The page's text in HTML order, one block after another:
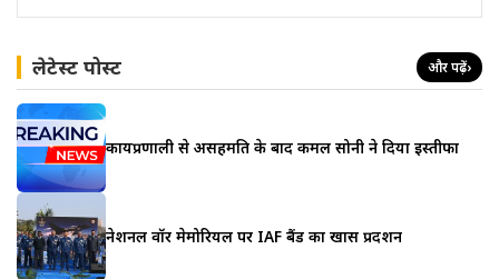
लेटेस्ट पोस्ट और पढ़ें›
कार्यप्रणाली से असहमति के बाद कमल सोनी ने दिया इस्तीफा
नेशनल वॉर मेमोरियल पर IAF बैंड का खास प्रदर्शन